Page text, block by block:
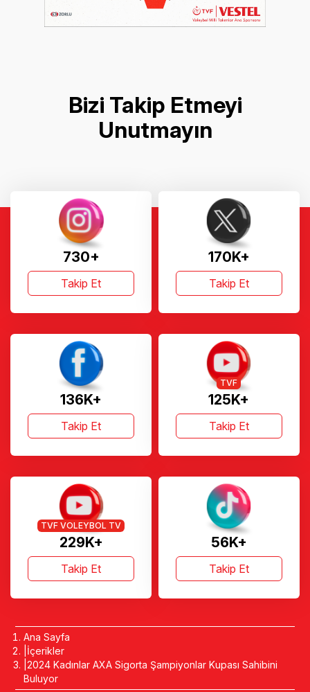
Bizi Takip Etmeyi
Unutmayın
730+
Takip Et
170K+
Takip Et
136K+
Takip Et
125K+
TVF
Takip Et
229K+
TVF VOLEYBOL TV
Takip Et
56K+
Takip Et
Ana Sayfa
İçerikler
2024 Kadınlar AXA Sigorta Şampiyonlar Kupası Sahibini
Buluyor